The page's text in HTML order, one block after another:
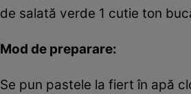
de salată verde 1 cutie ton
Mod de preparare:
Se pun pastele la fiert în apă